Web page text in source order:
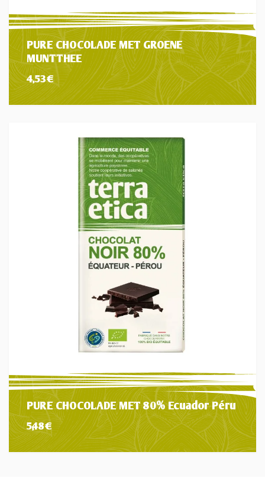
PURE CHOCOLADE MET GROENE
MUNTTHEE
4,53€
PURE CHOCOLADE MET 80% Ecuador Péru
5,48€